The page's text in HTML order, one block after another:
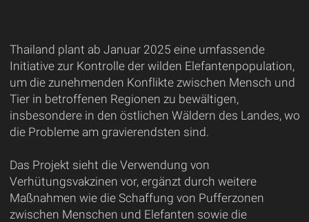
Thailand plant ab Januar 2025 eine umfassende
Initiative zur Kontrolle der wilden Elefantenpopulation,
um die zunehmenden Konflikte zwischen Mensch und
Tier in betroffenen Regionen zu bewältigen,
insbesondere in den östlichen Wäldern des Landes, wo
die Probleme am gravierendsten sind.
Das Projekt sieht die Verwendung von
Verhütungsvakzinen vor, ergänzt durch weitere
Maßnahmen wie die Schaffung von Pufferzonen
zwischen Menschen und Elefanten sowie die